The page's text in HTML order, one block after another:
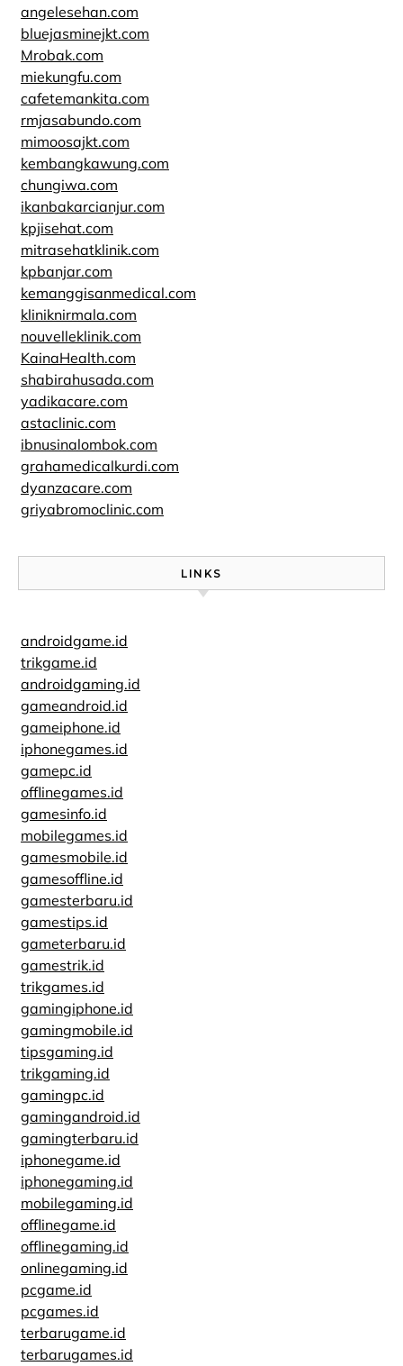
angelesehan.com
bluejasminejkt.com
Mrobak.com
miekungfu.com
cafetemankita.com
rmjasabundo.com
mimoosajkt.com
kembangkawung.com
chungiwa.com
ikanbakarcianjur.com
kpjisehat.com
mitrasehatklinik.com
kpbanjar.com
kemanggisanmedical.com
kliniknirmala.com
nouvelleklinik.com
KainaHealth.com
shabirahusada.com
yadikacare.com
astaclinic.com
ibnusinalombok.com
grahamedicalkurdi.com
dyanzacare.com
griyabromoclinic.com
LINKS
androidgame.id
trikgame.id
androidgaming.id
gameandroid.id
gameiphone.id
iphonegames.id
gamepc.id
offlinegames.id
gamesinfo.id
mobilegames.id
gamesmobile.id
gamesoffline.id
gamesterbaru.id
gamestips.id
gameterbaru.id
gamestrik.id
trikgames.id
gamingiphone.id
gamingmobile.id
tipsgaming.id
trikgaming.id
gamingpc.id
gamingandroid.id
gamingterbaru.id
iphonegame.id
iphonegaming.id
mobilegaming.id
offlinegame.id
offlinegaming.id
onlinegaming.id
pcgame.id
pcgames.id
terbarugame.id
terbarugames.id